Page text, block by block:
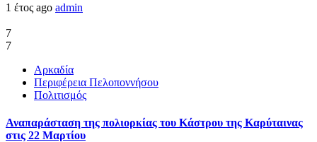
1 έτος ago admin
7
7
Αρκαδία
Περιφέρεια Πελοποννήσου
Πολιτισμός
Αναπαράσταση της πολιορκίας του Κάστρου της Καρύταινας
στις 22 Μαρτίου